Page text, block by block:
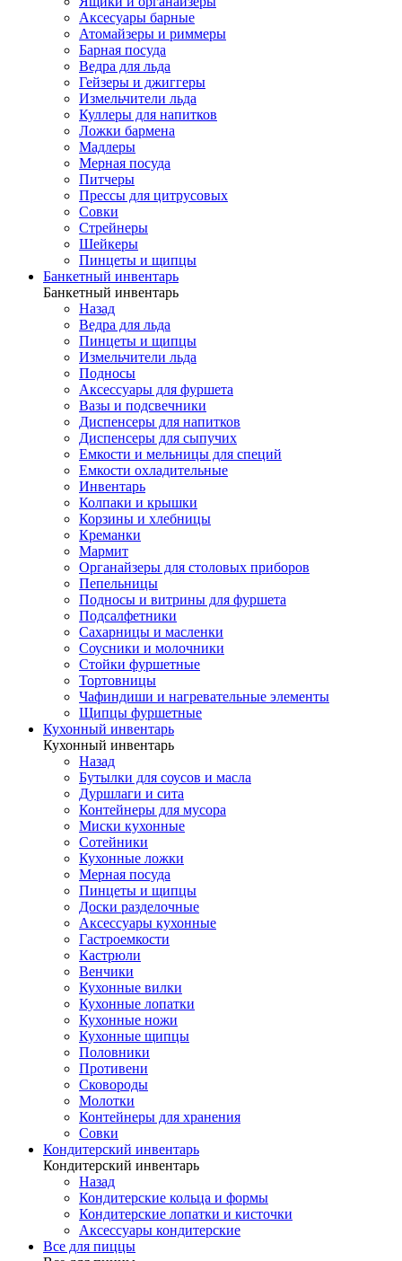
Аксесуары барные
Атомайзеры и риммеры
Барная посуда
Ведра для льда
Гейзеры и джиггеры
Измельчители льда
Куллеры для напитков
Ложки бармена
Мадлеры
Мерная посуда
Питчеры
Прессы для цитрусовых
Совки
Стрейнеры
Шейкеры
Пинцеты и щипцы
Банкетный инвентарь
Банкетный инвентарь
Назад
Ведра для льда
Пинцеты и щипцы
Измельчители льда
Подносы
Аксессуары для фуршета
Вазы и подсвечники
Диспенсеры для напитков
Диспенсеры для сыпучих
Емкости и мельницы для специй
Емкости охладительные
Инвентарь
Колпаки и крышки
Корзины и хлебницы
Креманки
Мармит
Органайзеры для столовых приборов
Пепельницы
Подносы и витрины для фуршета
Подсалфетники
Сахарницы и масленки
Соусники и молочники
Стойки фуршетные
Тортовницы
Чафиндиши и нагревательные элементы
Щипцы фуршетные
Кухонный инвентарь
Кухонный инвентарь
Назад
Бутылки для соусов и масла
Дуршлаги и сита
Контейнеры для мусора
Миски кухонные
Сотейники
Кухонные ложки
Мерная посуда
Пинцеты и щипцы
Доски разделочные
Аксессуары кухонные
Гастроемкости
Кастрюли
Венчики
Кухонные вилки
Кухонные лопатки
Кухонные ножи
Кухонные щипцы
Половники
Противени
Сковороды
Молотки
Контейнеры для хранения
Совки
Кондитерский инвентарь
Кондитерский инвентарь
Назад
Кондитерские кольца и формы
Кондитерские лопатки и кисточки
Аксессуары кондитерские
Все для пиццы